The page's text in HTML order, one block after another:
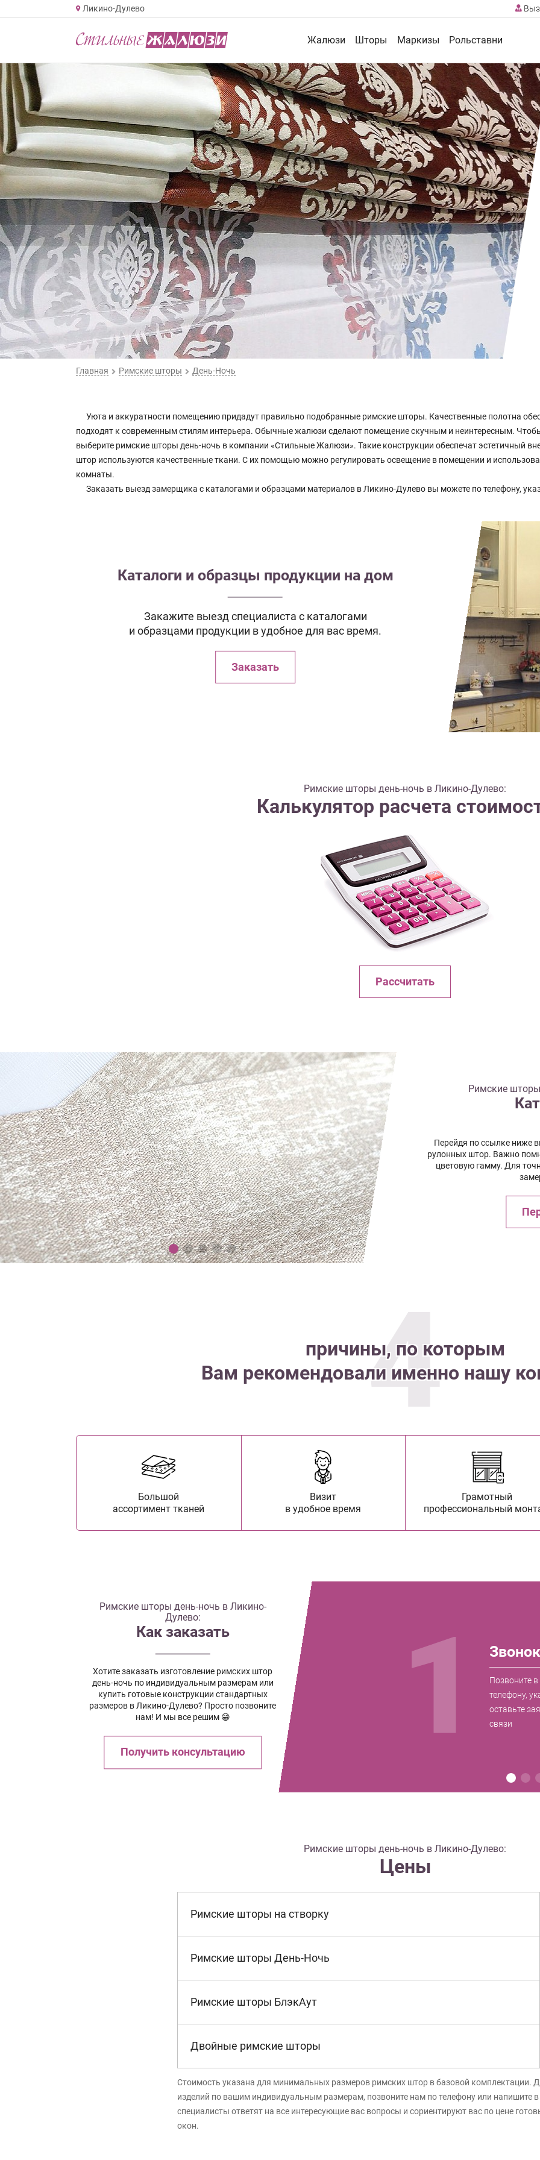
Ликино-Дулево
Жалюзи Шторы Маркизы Рольставни
Главная Римские шторы День-Ночь
Уюта и аккуратности помещению придадут правильно подобранные римские шторы. Качественные полотна
подходят к современным стилям интерьера. Обычные жалюзи сделают помещение скучным и неинтересным.
выберите римские шторы день-ночь в компании «Стильные Жалюзи». Такие конструкции обеспечат эстетичный
штор используются качественные ткани. С их помощью можно регулировать освещение в помещении и
комнаты.
Заказать выезд замерщика с каталогами и образцами материалов в Ликино-Дулево вы можете по телефону,
Каталоги и образцы продукции на дом
Закажите выезд специалиста с каталогами
и образцами продукции в удобное для вас время.
Заказать
Римские шторы день-ночь в Ликино-Дулево:
Калькулятор расчета
Рассчитать
Римские
Перейдя по ссылке ниже
рулонных штор. Важно
цветовую гамму. Для
4
причины, по которым
Вам рекомендовали именно нашу
Большой
ассортимент тканей
Визит
в удобное время
Грамотный
профессиональный
Римские шторы день-ночь в Ликино-
Дулево:
Как заказать
Хотите заказать изготовление римских штор
день-ночь по индивидуальным размерам или
купить готовые конструкции стандартных
размеров в Ликино-Дулево? Просто позвоните
нам! И мы все решим 😁
Получить консультацию 1 Звонок
Позвоните
телефону,
оставьте
связи
Римские шторы день-ночь в Ликино-Дулево:
Цены
Римские шторы на створку
Римские шторы День-Ночь
Римские шторы БлэкАут
Двойные римские шторы
Стоимость указана для минимальных размеров римских штор в базовой комплектации.
изделий по вашим индивидуальным размерам, позвоните нам по телефону или напишите
специалисты ответят на все интересующие вас вопросы и сориентируют вас по цене
окон.